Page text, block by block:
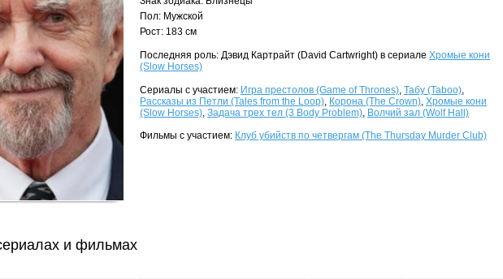
Пол: Мужской
Рост: 183 см
Последняя роль: Дэвид Картрайт (David Cartwright) в сериале Хромые кони
(Slow Horses)
Сериалы с участием: Игра престолов (Game of Thrones), Табу (Taboo),
Рассказы из Петли (Tales from the Loop), Корона (The Crown), Хромые кони
(Slow Horses), Задача трех тел (3 Body Problem), Волчий зал (Wolf Hall)
Фильмы с участием: Клуб убийств по четвергам (The Thursday Murder Club)
и фильмах